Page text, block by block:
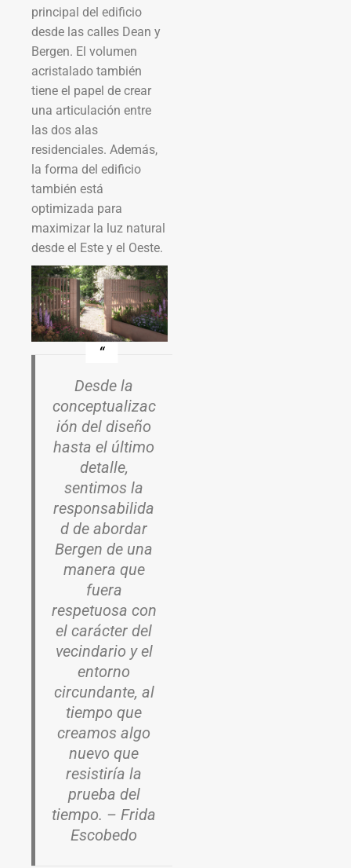
principal del edificio
desde las calles Dean y
Bergen. El volumen
acristalado también
tiene el papel de crear
una articulación entre
las dos alas
residenciales. Además,
la forma del edificio
también está
optimizada para
maximizar la luz natural
desde el Este y el Oeste.
Desde la
conceptualizac
ión del diseño
hasta el último
detalle,
sentimos la
responsabilida
d de abordar
Bergen de una
manera que
fuera
respetuosa con
el carácter del
vecindario y el
entorno
circundante, al
tiempo que
creamos algo
nuevo que
resistiría la
prueba del
tiempo. – Frida
Escobedo